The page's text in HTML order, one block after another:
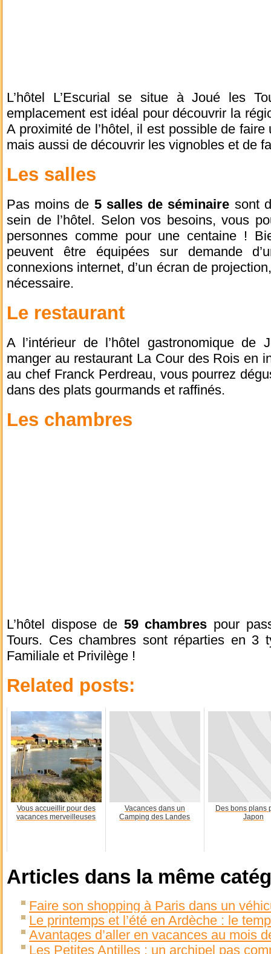
L’hôtel L’Escurial se situe à Joué les
emplacement est idéal pour découvrir la
A proximité de l’hôtel, il est possible de
mais aussi de découvrir les vignobles et de
Les salles
Pas moins de 5 salles de séminaire sont
sein de l’hôtel. Selon vos besoins, vous
personnes comme pour une centaine !
peuvent être équipées sur demande
connexions internet, d’un écran de
nécessaire.
Le restaurant
A l’intérieur de l’hôtel gastronomique de
manger au restaurant La Cour des Rois en
au chef Franck Perdreau, vous pourrez
dans des plats gourmands et raffinés.
Les chambres
L’hôtel dispose de 59 chambres pour
Tours. Ces chambres sont réparties en 3
Familiale et Privilège !
Related posts:
Vous accueillir pour des
vacances merveilleuses
Vacances dans un
Camping des Landes
Des bons plans
Japon
Articles dans la même
Faire son shopping à Paris dans un
Le printemps et l’été en Ardèche : le
Avantages d’aller en vacances au mois
Les Petites Antilles : un archipel pas